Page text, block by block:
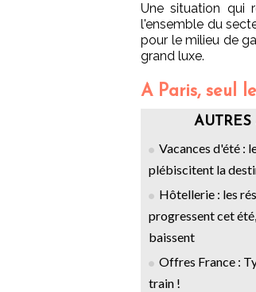
Une situation qui
l'ensemble du
pour le milieu de
grand luxe.
A Paris, seul
AUTRES
Vacances d'été :
plébiscitent la
Hôtellerie : les
progressent cet
baissent
Offres France :
train !